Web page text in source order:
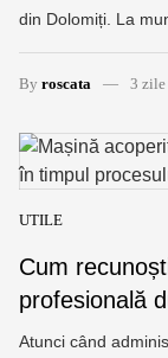
din Dolomiți. La
By roscata 3 zile
UTILE
Cum
profesională
Atunci când